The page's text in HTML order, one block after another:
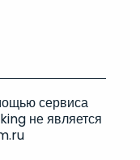
сервиса
не является